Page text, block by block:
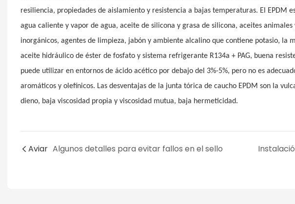
resiliencia, propiedades de aislamiento y resistencia a bajas temperaturas. El EPDM
agua caliente y vapor de agua, aceite de silicona y grasa de silicona, aceites
inorgánicos, agentes de limpieza, jabón y ambiente alcalino que contiene potasio, la
aceite hidráulico de éster de fosfato y sistema refrigerante R134a + PAG, buena
puede utilizar en entornos de ácido acético por debajo del 3%-5%, pero no es
aromáticos y olefínicos. Las desventajas de la junta tórica de caucho EPDM son la
dieno, baja viscosidad propia y viscosidad mutua, baja hermeticidad.
Aviar Algunos detalles para evitar fallos en el sello